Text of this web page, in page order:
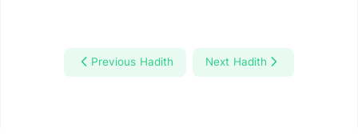
Previous Hadith Next Hadith